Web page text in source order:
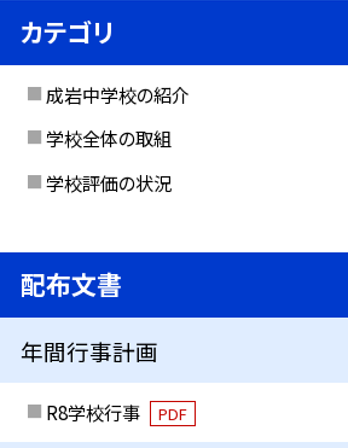
カテゴリ
成岩中学校の紹介
学校全体の取組
学校評価の状況
配布文書
年間行事計画
R8学校行事 PDF